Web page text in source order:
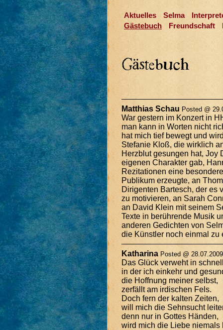
Aktuelles Selma
Gästebuch
Freundschaft
Matthias Schau Posted @
War gestern im Konzert in
man kann in Worten nicht
hat mich tief bewegt und
Stefanie Kloß, die wirklich
Herzblut gesungen hat, Joy
eigenen Charakter gab,
Rezitationen eine
Publikum erzeugte, an
Dirigenten Bartesch, der es
zu motivieren, an Sarah
an David Klein mit seinem
Texte in berührende Musik
anderen Gedichten von
die Künstler noch einmal zu
Katharina Posted @
Das Glück verweht in
in der ich einkehr und
die Hoffnung meiner selbst,
zerfällt am irdischen Fels.
Doch fern der kalten Zeiten,
will mich die Sehnsucht
denn nur in Gottes Händen,
wird mich die Liebe niemals